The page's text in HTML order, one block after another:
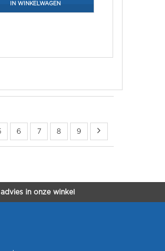
IN WINKELWAGEN
6 7 8 9
in onze winkel